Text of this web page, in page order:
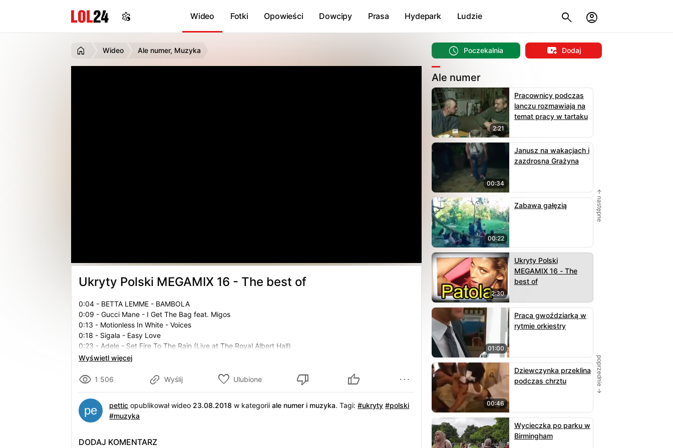
Wideo Fotki Opowieści Dowcipy Prasa Hydepark Ludzie
Wideo Ale numer, Muzyka
Ukryty Polski MEGAMIX 16 - The best of
0:04 - BETTA LEMME - BAMBOLA
0:09 - Gucci Mane - I Get The Bag feat. Migos
0:13 - Motionless In White - Voices
0:18 - Sigala - Easy Love
0:23 - Adele - Set Fire To The Rain (Live at The Royal Albert Hall)
0:28 - Clean Bandit - Solo feat. Demi Lovato
0:40 - Tamara Gachechiladze - Keep The Faith
0:52 - Uplink - To Myself (feat. NK)
0:58 - Ray Charles - Hit the road Jack
1:01 - katy perry - roar
1:10 – AC_DC – Thunderstruck
Wyświetl więcej
1 506 Wyślij Ulubione
pettic opublikował wideo 23.08.2018 w kategoriiale numer i muzyka.Tagi:#ukryty #polski
#muzyka
DODAJ KOMENTARZ
Poczekalnia Dodaj
Ale numer
2:21
Pracownicy podczas
lanczu rozmawiają na
temat pracy w tartaku
00:34
Janusz na wakacjach i
zazdrosna Grażyna
00:22
Zabawa gałęzią
2:30
Ukryty Polski
MEGAMIX 16 - The
best of
01:00
Praca gwoździarką w
rytmie orkiestry
00:46
Dziewczynka przeklina
podczas chrztu
Wycieczka po parku w
Birmingham
← następne
poprzednie →